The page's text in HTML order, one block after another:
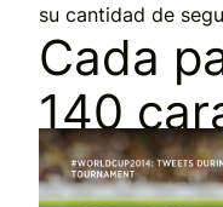
su cantidad de
Cada
140